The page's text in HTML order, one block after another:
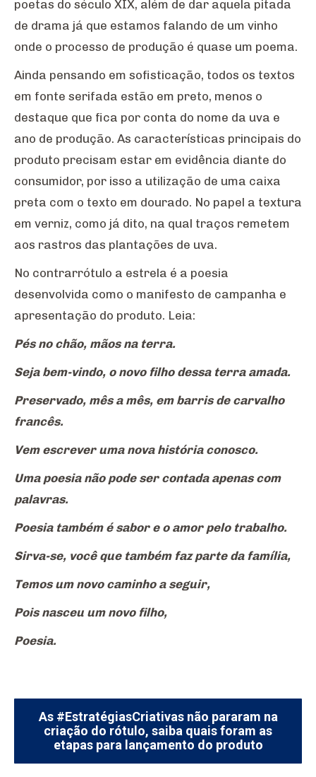
poetas do século XIX, além de dar aquela pitada
de drama já que estamos falando de um vinho
onde o processo de produção é quase um poema.
Ainda pensando em sofisticação, todos os textos
em fonte serifada estão em preto, menos o
destaque que fica por conta do nome da uva e
ano de produção. As características principais do
produto precisam estar em evidência diante do
consumidor, por isso a utilização de uma caixa
preta com o texto em dourado. No papel a textura
em verniz, como já dito, na qual traços remetem
aos rastros das plantações de uva.
No contrarrótulo a estrela é a poesia
desenvolvida como o manifesto de campanha e
apresentação do produto. Leia:
Pés no chão, mãos na terra.
Seja bem-vindo, o novo filho dessa terra amada.
Preservado, mês a mês, em barris de carvalho
francês.
Vem escrever uma nova história conosco.
Uma poesia não pode ser contada apenas com
palavras.
Poesia também é sabor e o amor pelo trabalho.
Sirva-se, você que também faz parte da família,
Temos um novo caminho a seguir,
Pois nasceu um novo filho,
Poesia.
As #EstratégiasCriativas não pararam na
criação do rótulo, saiba quais foram as
etapas para lançamento do produto